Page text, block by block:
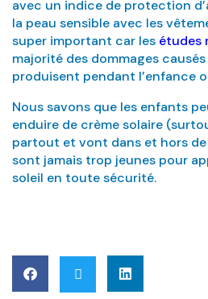
avec un indice de protection
la peau sensible avec les
super important car les études
majorité des dommages
produisent pendant l’enfance
Nous savons que les enfants
enduire de crème solaire
partout et vont dans et hors de
sont jamais trop jeunes pour
soleil en toute sécurité.